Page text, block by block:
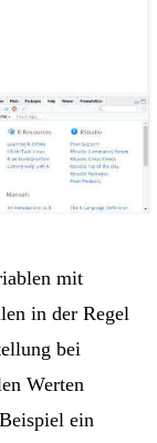
mit
in der Regel
bei
Werten
ein